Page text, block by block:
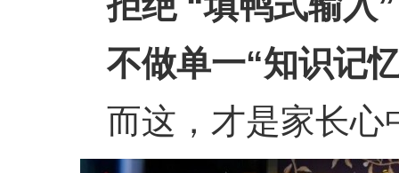
不做单一“知识记
而这，才是家长心